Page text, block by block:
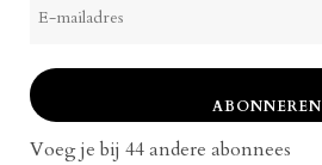
mailadres
ABONNEREN
Voeg je bij 44 andere abonnees